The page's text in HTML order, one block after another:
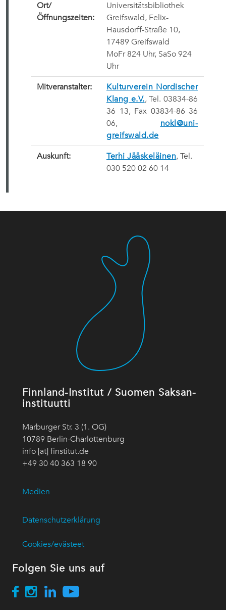
Ort/
Öffnungszeiten:
Universitätsbibliothek
Greifswald, Felix-
Hausdorff-Straße 10,
17489 Greifswald
MoFr 824 Uhr, SaSo 924
Uhr
Mitveranstalter:
Kulturverein Nordischer
Klang e.V., Tel. 03834-86
36 13, Fax 03834-86 36
06, nokl@uni-
greifswald.de
Auskunft: Terhi Jääskeläinen, Tel.
030 520 02 60 14
Finnland-Institut / Suomen Saksan-
instituutti
Marburger Str. 3 (1. OG)
10789 Berlin-Charlottenburg
info [at] finstitut.de
+49 30 40 363 18 90
Medien
Datenschutzerklärung
Cookies/evästeet
Folgen Sie uns auf